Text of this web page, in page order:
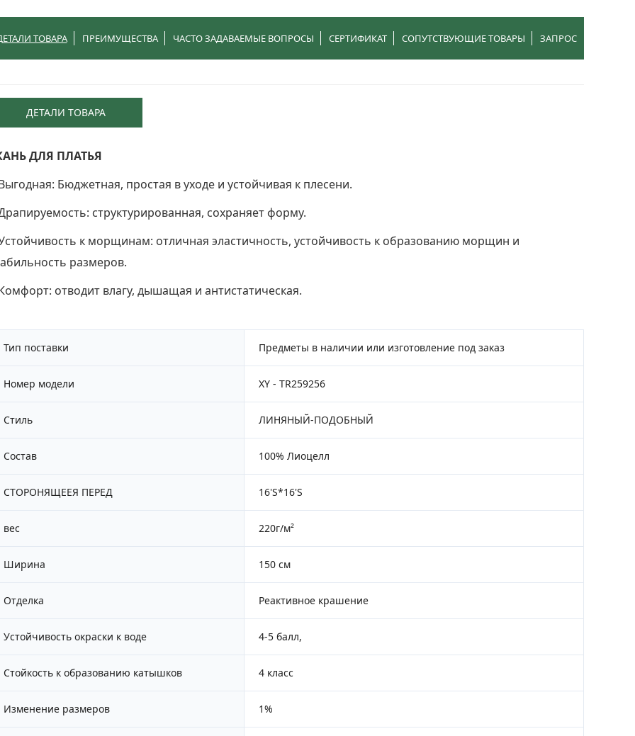
ТОВАРА ПРЕИМУЩЕСТВА ЧАСТО ЗАДАВАЕМЫЕ ВОПРОСЫ СЕРТИФИКАТ СОПУТСТВУЮЩИЕ ТОВАРЫ ЗАПРОС
ДЕТАЛИ ТОВАРА
ДЛЯ ПЛАТЬЯ
Бюджетная, простая в уходе и устойчивая к плесени.
структурированная, сохраняет форму.
к морщинам: отличная эластичность, устойчивость к образованию морщин и
размеров.
отводит влагу, дышащая и антистатическая.
Тип поставки Предметы в наличии или изготовление под заказ
Номер модели XY - TR259256
Стиль ЛИНЯНЫЙ-ПОДОБНЫЙ
Состав 100% Лиоцелл
СТОРОНЯЩЕЕЯ ПЕРЕД 16'S*16'S
вес 220г/м²
Ширина 150 см
Отделка Реактивное крашение
Устойчивость окраски к воде 4-5 балл,
Стойкость к образованию катышков 4 класс
Изменение размеров 1%